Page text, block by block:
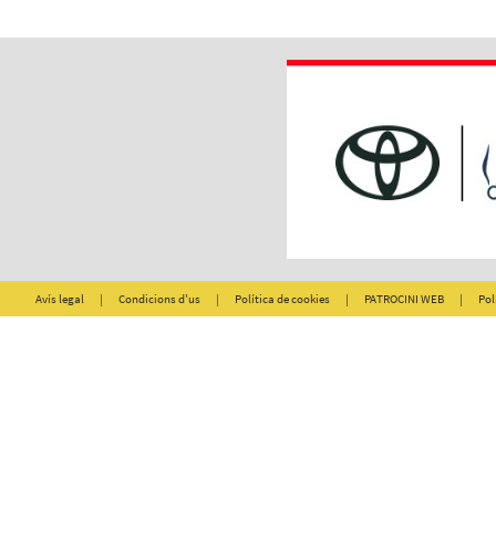
Avís legal | Condicions d'us | Política de cookies | PATROCINI WEB |